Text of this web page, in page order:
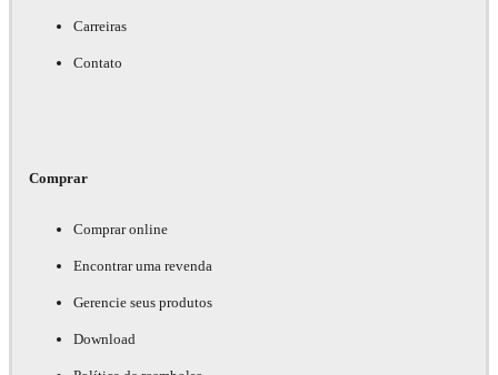
Carreiras
Contato
Comprar
Comprar online
Encontrar uma revenda
Gerencie seus produtos
Download